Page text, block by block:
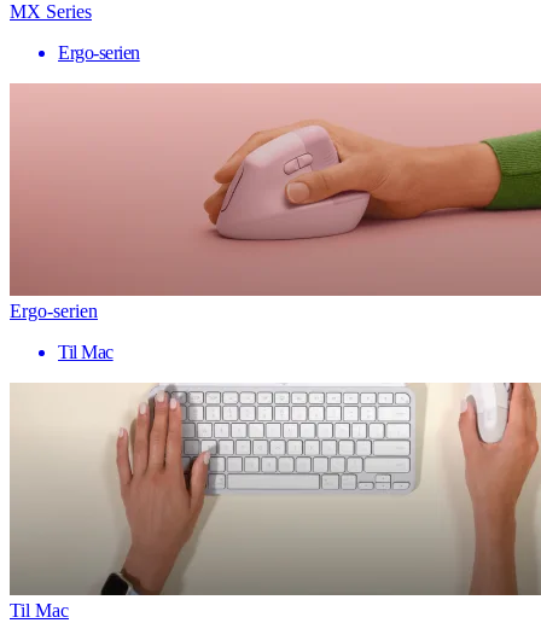
MX Series
Ergo-serien
Ergo-serien
Til Mac
Til Mac